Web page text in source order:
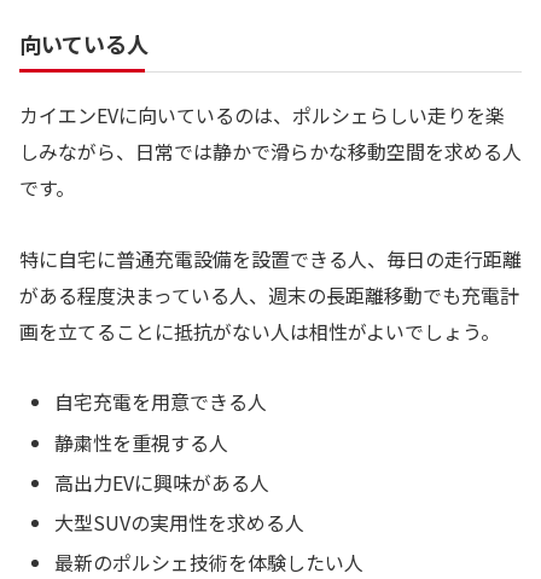
向いている人
カイエンEVに向いているのは、ポルシェらしい走りを楽
しみながら、日常では静かで滑らかな移動空間を求める人
です。
特に自宅に普通充電設備を設置できる人、毎日の走行距離
がある程度決まっている人、週末の長距離移動でも充電計
画を立てることに抵抗がない人は相性がよいでしょう。
自宅充電を用意できる人
静粛性を重視する人
高出力EVに興味がある人
大型SUVの実用性を求める人
最新のポルシェ技術を体験したい人